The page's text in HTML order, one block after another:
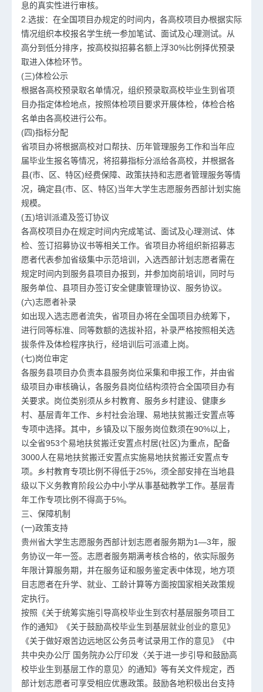
息的真实性进行审核。
2.选拔：在全国项目办规定的时间内，各高校项目办根据实际
情况组织本校报名学生统一参加笔试、面试及心理测试。从
高分到低分排序，按高校拟招募名额上浮30%比例择优预录
取进入体检环节。
(三)体检公示
根据各高校预录取名单情况，组织预录取高校毕业生到省项
目办指定体检地点，按照体检项目要求开展体检，体检合格
名单由各高校进行公布。
(四)指标分配
省项目办将根据高校对口帮扶、历年管理服务工作和当年应
届毕业生报名等情况，将招募指标分派给各高校，并根据各
县(市、区、特区)经费保障、政策扶持和志愿者管理服务等情
况，确定县(市、区、特区)当年大学生志愿服务西部计划实施
规模。
(五)培训派遣及签订协议
各高校项目办在规定时间内完成笔试、面试及心理测试、体
检、签订招募协议书等相关工作。省项目办将组织新招募志
愿者代表参加省级集中示范培训，入选西部计划志愿者需在
规定时间内到服务县项目办报到，并参加岗前培训，同时与
服务单位、县项目办签订安全健康管理协议、服务协议。
(六)志愿者补录
如出现入选志愿者流失，省项目办将在全国项目办统筹下，
进行同等标准、同等数额的选拔补招，补录严格按照相关选
拔条件及体检程序执行，经培训后可派遣上岗。
(七)岗位审定
各服务县项目办负责本县服务岗位采集和申报工作，并由省
级项目办审核确认，各服务县岗位结构须符合全国项目办有
关要求。岗位类别须从乡村教育、服务乡村建设、健康乡
村、基层青年工作、乡村社会治理、易地扶贫搬迁安置点等
专项中选择。其中，乡镇及以下服务岗位数须在90%以上，
以全省953个易地扶贫搬迁安置点村居(社区)为重点，配备
3000人在易地扶贫搬迁安置点实施易地扶贫搬迁安置点专
项。乡村教育专项比例不得低于25%，须全部安排在当地县
级以下义务教育阶段公办中小学从事基础教学工作。基层青
年工作专项比例不得高于5%。
三、保障机制
(一)政策支持
贵州省大学生志愿服务西部计划志愿者服务期为1—3年，服
务协议一年一签。志愿者服务期满考核合格的，依实际服务
年限计算服务期，并在服务证和服务鉴定表中体现，地方项
目志愿者在升学、就业、工龄计算等方面按国家相关政策规
定执行。
按照《关于统筹实施引导高校毕业生到农村基层服务项目工
作的通知》《关于鼓励高校毕业生到基层就业创业的意见》
《关于做好艰苦边远地区公务员考试录用工作的意见》《中
共中央办公厅 国务院办公厅印发〈关于进一步引导和鼓励高
校毕业生到基层工作的意见〉的通知》等有关文件规定，西
部计划志愿者可享受相应优惠政策。鼓励各地积极出台支持